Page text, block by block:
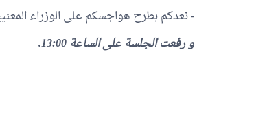
- نعدكم بطرح هواجسكم على الوزراء
و رفعت الجلسة على الساعة 13:00.